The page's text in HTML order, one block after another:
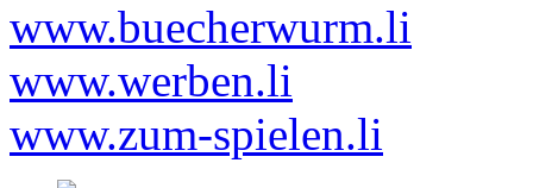
www.buecherwurm.li
www.werben.li
www.zum-spielen.li